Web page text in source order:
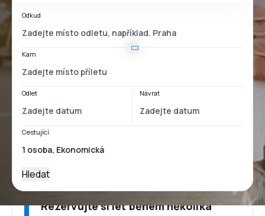
Odkud
Kam
Odlet Návrat
Cestující
Hledat
Rezervujte si let během několika